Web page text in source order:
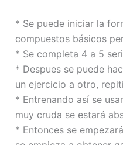
* Se puede iniciar la
compuestos básicos
* Se completa 4 a 5
* Despues se puede
un ejercicio a otro,
* Entrenando así se
muy cruda se estará
* Entonces se